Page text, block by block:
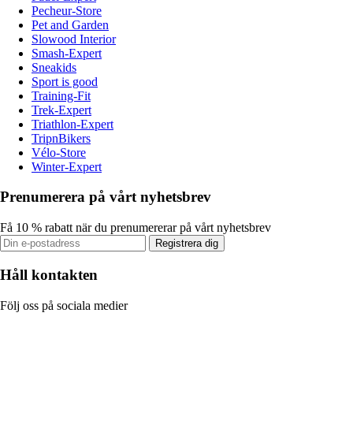
Pecheur-Store
Pet and Garden
Slowood Interior
Smash-Expert
Sneakids
Sport is good
Training-Fit
Trek-Expert
Triathlon-Expert
TripnBikers
Vélo-Store
Winter-Expert
Prenumerera på vårt nyhetsbrev
Få 10 % rabatt när du prenumererar på vårt nyhetsbrev
Registrera dig
Håll kontakten
Följ oss på sociala medier